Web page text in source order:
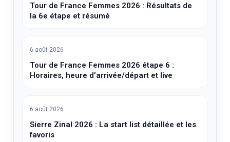
Tour de France Femmes 2026 : Résultats de
la 6e étape et résumé
6 août 2026
Tour de France Femmes 2026 étape 6 :
Horaires, heure d’arrivée/départ et live
6 août 2026
Sierre Zinal 2026 : La start list détaillée et les
favoris